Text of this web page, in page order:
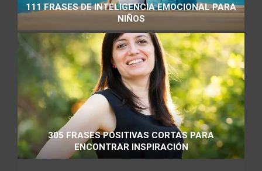
111 FRASES DE INTELIGENCIA EMOCIONAL PARA
NIÑOS
305 FRASES POSITIVAS CORTAS PARA
ENCONTRAR INSPIRACIÓN